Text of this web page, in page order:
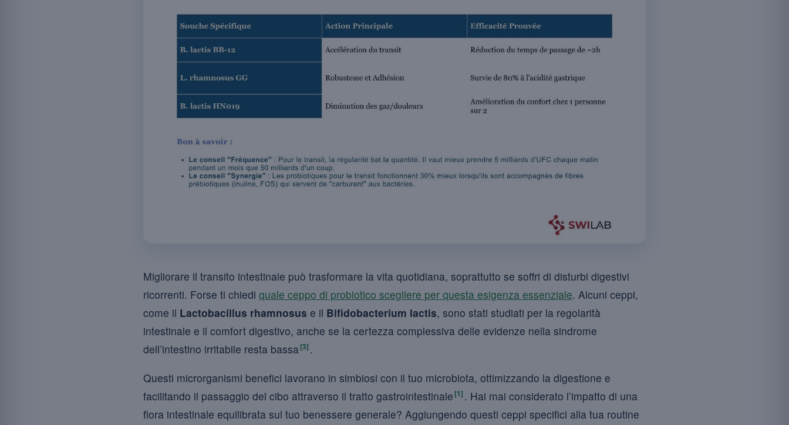
Migliorare il transito intestinale può trasformare la vita quotidiana, soprattutto se soffri di disturbi digestivi
ricorrenti. Forse ti chiedi quale ceppo di probiotico scegliere per questa esigenza essenziale. Alcuni ceppi,
come il Lactobacillus rhamnosus e il Bifidobacterium lactis, sono stati studiati per la regolarità
intestinale e il comfort digestivo, anche se la certezza complessiva delle evidenze nella sindrome
dell’intestino irritabile resta bassa[3] .
Questi microrganismi benefici lavorano in simbiosi con il tuo microbiota, ottimizzando la digestione e
facilitando il passaggio del cibo attraverso il tratto gastrointestinale [1] . Hai mai considerato l’impatto di una
flora intestinale equilibrata sul tuo benessere generale? Aggiungendo questi ceppi specifici alla tua routine